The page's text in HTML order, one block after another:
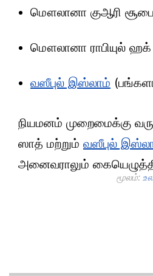
மௌலானா குஆரி
மௌலானா ராபியுல்
வஸீபுல் இஸ்லாம்
நியமனம் முறைமைக்கு
ஸாத் மற்றும் வஸீபுல்
அனைவராலும்
மூலம்: